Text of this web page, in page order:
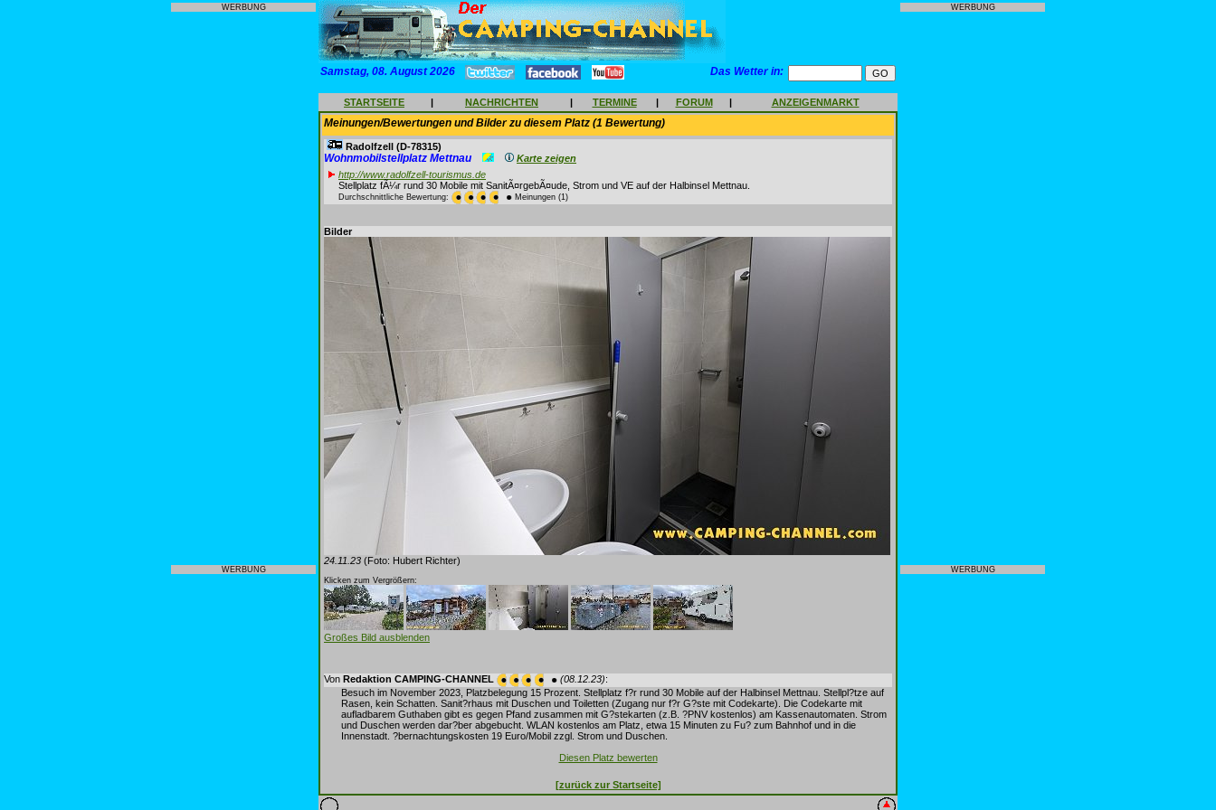
WERBUNG
WERBUNG
Samstag, 08. August 2026 Das Wetter in:
STARTSEITE | NACHRICHTEN | TERMINE | FORUM | ANZEIGENMARKT
Meinungen/Bewertungen und Bilder zu diesem Platz (1 Bewertung)
Radolfzell (D-78315)
Wohnmobilstellplatz Mettnau
Karte zeigen
http://www.radolfzell-tourismus.de
Stellplatz fÃ¼r rund 30 Mobile mit SanitÃ¤rgebÃ¤ude, Strom und VE auf der Halbinsel Mettnau.
Durchschnittliche Bewertung: Meinungen (1)
Bilder
24.11.23 (Foto: Hubert Richter)
Klicken zum Vergrößern:
Großes Bild ausblenden
Von Redaktion CAMPING-CHANNEL (08.12.23):
Besuch im November 2023, Platzbelegung 15 Prozent. Stellplatz f?r rund 30 Mobile auf der Halbinsel Mettnau. Stellpl?tze auf
Rasen, kein Schatten. Sanit?rhaus mit Duschen und Toiletten (Zugang nur f?r G?ste mit Codekarte). Die Codekarte mit
aufladbarem Guthaben gibt es gegen Pfand zusammen mit G?stekarten (z.B. ?PNV kostenlos) am Kassenautomaten. Strom
und Duschen werden dar?ber abgebucht. WLAN kostenlos am Platz, etwa 15 Minuten zu Fu? zum Bahnhof und in die
Innenstadt. ?bernachtungskosten 19 Euro/Mobil zzgl. Strom und Duschen.
Diesen Platz bewerten
[zurück zur Startseite]
WERBUNG
WERBUNG